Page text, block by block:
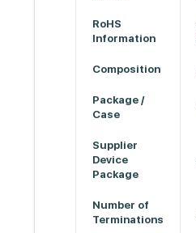
RoHS
Information
Composition
Package /
Case
Supplier
Device
Package
Number of
Terminations